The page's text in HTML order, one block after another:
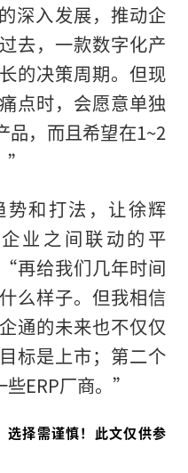
深入发展，推动企
去，一款数字化产
的决策周期。但现
点时，会愿意单独
品，而且希望在1~2
”
和打法，让徐辉
业之间联动的平
再给我们几年时间
么样子。但我相信
通的未来也不仅仅
标是上市；第二个
ERP厂商。”
选择需谨慎！此文仅供参